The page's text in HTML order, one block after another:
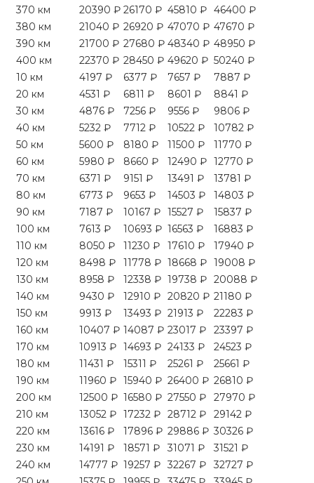
370 км
20390 ₽ 26170 ₽ 45810 ₽ 46400 ₽
380 км
21040 ₽ 26920 ₽ 47070 ₽ 47670 ₽
390 км
21700 ₽ 27680 ₽ 48340 ₽ 48950 ₽
400 км
22370 ₽ 28450 ₽ 49620 ₽ 50240 ₽
10 км
4197 ₽ 6377 ₽ 7657 ₽
7887 ₽
20 км
4531 ₽ 6811 ₽ 8601 ₽
8841 ₽
30 км
4876 ₽ 7256 ₽ 9556 ₽
9806 ₽
40 км
5232 ₽ 7712 ₽ 10522 ₽
10782 ₽
50 км
5600 ₽ 8180 ₽ 11500 ₽
11770 ₽
60 км
5980 ₽ 8660 ₽ 12490 ₽ 12770 ₽
70 км
6371 ₽ 9151 ₽ 13491 ₽
13781 ₽
80 км
6773 ₽ 9653 ₽ 14503 ₽
14803 ₽
90 км
7187 ₽ 10167 ₽ 15527 ₽
15837 ₽
100 км
7613 ₽ 10693 ₽ 16563 ₽
16883 ₽
110 км
8050 ₽ 11230 ₽ 17610 ₽
17940 ₽
120 км
8498 ₽ 11778 ₽ 18668 ₽ 19008 ₽
130 км
8958 ₽ 12338 ₽ 19738 ₽ 20088 ₽
140 км
9430 ₽ 12910 ₽ 20820 ₽ 21180 ₽
150 км
9913 ₽ 13493 ₽ 21913 ₽
22283 ₽
160 км
10407 ₽ 14087 ₽ 23017 ₽
23397 ₽
170 км
10913 ₽ 14693 ₽ 24133 ₽
24523 ₽
180 км
11431 ₽ 15311 ₽ 25261 ₽
25661 ₽
190 км
11960 ₽ 15940 ₽ 26400 ₽ 26810 ₽
200 км
12500 ₽ 16580 ₽ 27550 ₽
27970 ₽
210 км
13052 ₽ 17232 ₽ 28712 ₽
29142 ₽
220 км
13616 ₽ 17896 ₽ 29886 ₽ 30326 ₽
230 км
14191 ₽ 18571 ₽ 31071 ₽
31521 ₽
240 км
14777 ₽ 19257 ₽ 32267 ₽
32727 ₽